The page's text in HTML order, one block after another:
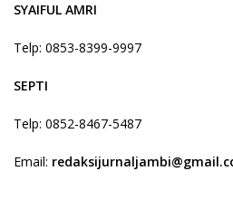
SYAIFUL AMRI
Telp: 0853-8399-9997
SEPTI
Telp: 0852-8467-5487
Email: